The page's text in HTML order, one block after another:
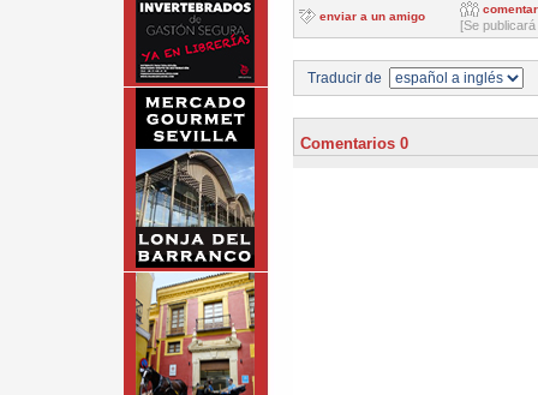
enviar a un amigo
comentar
[Se
Traducir de
Comentarios 0